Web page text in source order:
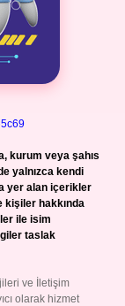
kurum veya şahıs
yalnızca kendi
yer alan içerikler
kişiler hakkında
ile isim
taslak
ve İletişim
olarak hizmet